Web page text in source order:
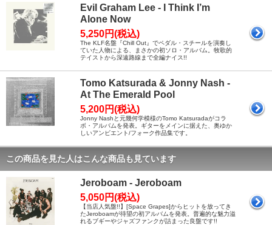
Evil Graham Lee - I Think I’m
Alone Now
5,250円(税込)
The KLF名盤『Chill Out』でペダル・スチールを演奏し
ていた人物による、まさかの初ソロ・アルバム。牧歌的
テイストから深遠路線まで全編ナイス!!
Tomo Katsurada & Jonny Nash -
At The Emerald Pool
5,200円(税込)
Jonny Nashと元幾何学模様のTomo Katsuradaがコラ
ボ・アルバムを発表。ギターをメインに据えた、奥ゆか
しいアンビエント/フォーク作品集です。
この商品を見た人はこんな商品も見ています
Jeroboam - Jeroboam
5,050円(税込)
【当店人気盤!!】[Space Grapes]からヒットを放ってき
たJeroboamが待望の初アルバムを発表。普遍的な魅力溢
れるブギーやジャズファンクが詰まった良盤です!!